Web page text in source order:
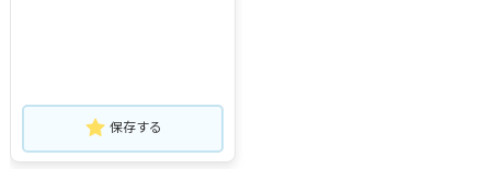
保存する